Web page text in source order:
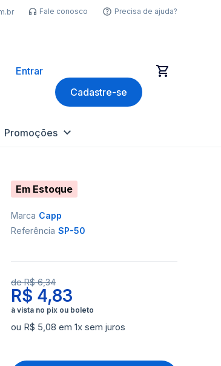
Fale conosco Precisa de ajuda?
Entrar
Cadastre-se
Promoções
Em Estoque
Marca Capp
Referência SP-50
R$ 4,83
de R$ 6,34
ou R$ 5,08 em 1x sem juros